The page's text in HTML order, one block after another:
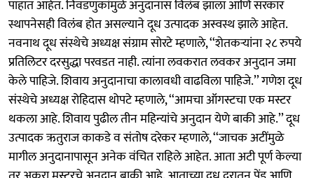
पाहात आहेत. निवडणुकांमुळे अनुदानास विलंब झाला आणि सरकार
स्थापनेसही विलंब होत असल्याने दूध उत्पादक अस्वस्थ झाले आहेत.
नवनाथ दूध संस्थेचे अध्यक्ष संग्राम सोरटे म्हणाले, ‘‘शेतकऱ्यांना २८ रुपये
प्रतिलिटर दरसुद्धा परवडत नाही. त्यांना लवकरात लवकर अनुदान जमा
केले पाहिजे. शिवाय अनुदानाचा कालावधी वाढविला पाहिजे.’’ गणेश दूध
संस्थेचे अध्यक्ष रोहिदास थोपटे म्हणाले, ‘‘आमचा ऑगस्टचा एक मस्टर
थकला आहे. शिवाय पुढील तीन महिन्यांचे अनुदान येणे बाकी आहे.’’ दूध
उत्पादक ऋतुराज काकडे व संतोष दरेकर म्हणाले, ‘‘जाचक अटींमुळे
मागील अनुदानापासून अनेक वंचित राहिले आहेत. आता अटी पूर्ण केल्या